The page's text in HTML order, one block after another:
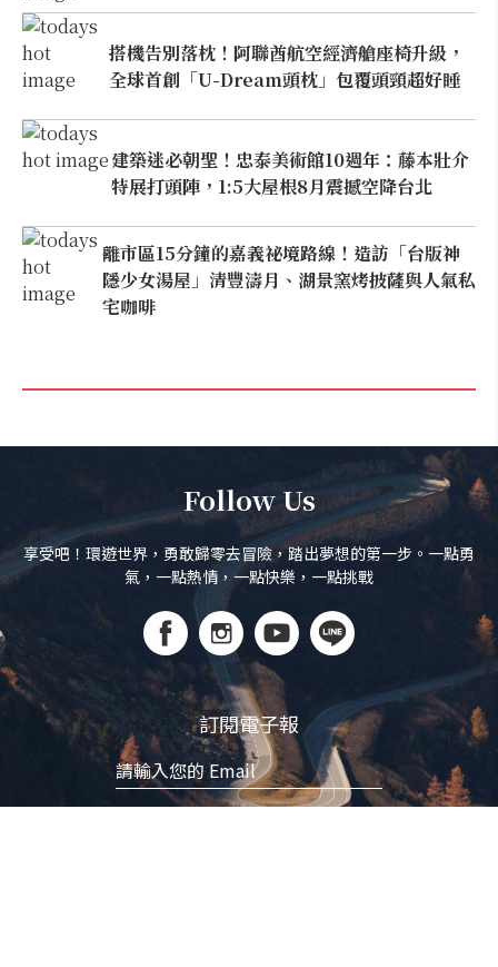
搭機告別落枕！阿聯酋航空經濟艙座椅升級，
全球首創「U-Dream頭枕」包覆頭頸超好睡
建築迷必朝聖！忠泰美術館10週年：藤本壯介
特展打頭陣，1:5大屋根8月震撼空降台北
離市區15分鐘的嘉義祕境路線！造訪「台版神
隱少女湯屋」清豐濤月、湖景窯烤披薩與人氣私
宅咖啡
Follow Us
享受吧！環遊世界，勇敢歸零去冒險，踏出夢想的第一步。一點勇
氣，一點熱情，一點快樂，一點挑戰
訂閱電子報